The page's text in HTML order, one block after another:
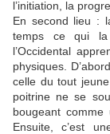
l’initiation, la
En second lieu :
temps ce qui la
l’Occidental
physiques.
celle du tout
poitrine ne se
bougeant
Ensuite, c’est